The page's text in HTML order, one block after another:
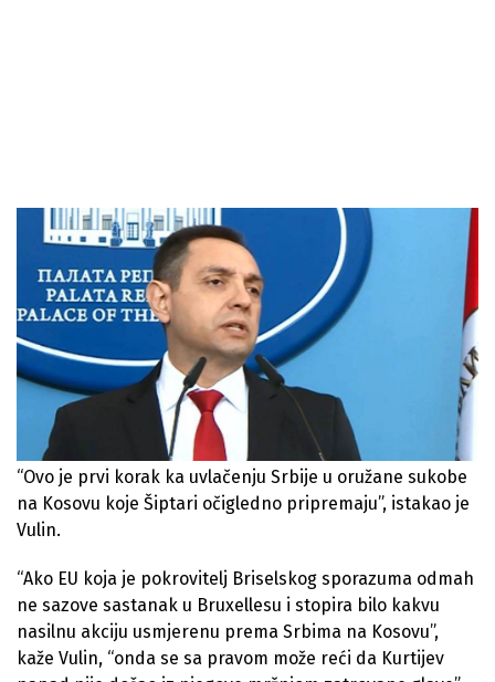
“Ovo je prvi korak ka uvlačenju Srbije u oružane sukobe
na Kosovu koje Šiptari očigledno pripremaju”, istakao je
Vulin.
“Ako EU koja je pokrovitelj Briselskog sporazuma odmah
ne sazove sastanak u Bruxellesu i stopira bilo kakvu
nasilnu akciju usmjerenu prema Srbima na Kosovu”,
kaže Vulin, “onda se sa pravom može reći da Kurtijev